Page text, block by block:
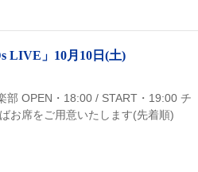
LIVE」10月10日(土)
部 OPEN・18:00 / START・19:00 チ
お席をご用意いたします(先着順)